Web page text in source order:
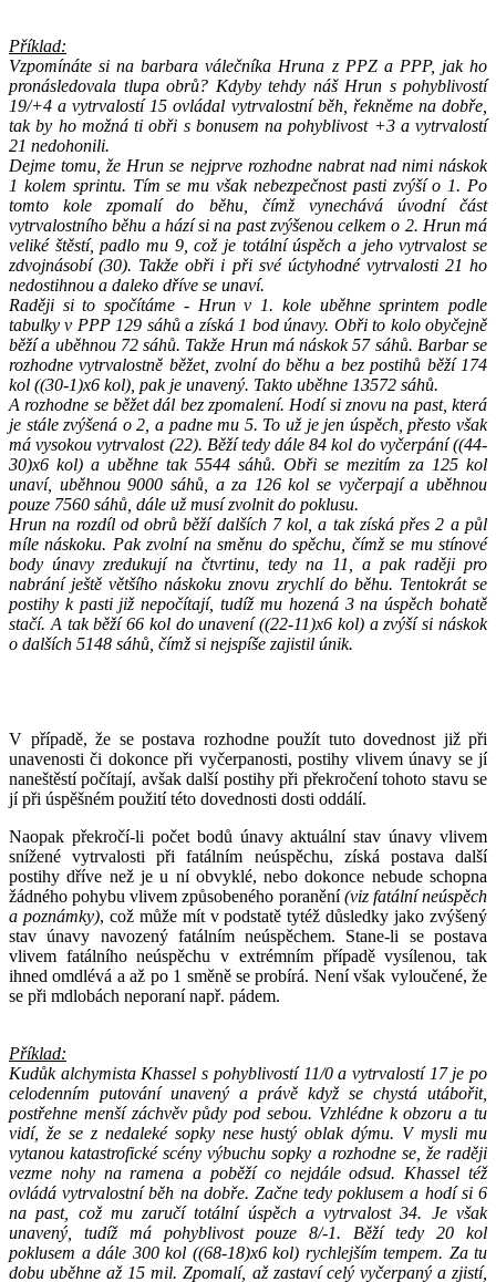
Příklad:
Vzpomínáte si na barbara válečníka Hruna z PPZ a PPP, jak ho
pronásledovala tlupa obrů? Kdyby tehdy náš Hrun s pohyblivostí
19/+4 a vytrvalostí 15 ovládal vytrvalostní běh, řekněme na dobře,
tak by ho možná ti obři s bonusem na pohyblivost +3 a vytrvalostí
21 nedohonili.
Dejme tomu, že Hrun se nejprve rozhodne nabrat nad nimi náskok
1 kolem sprintu. Tím se mu však nebezpečnost pasti zvýší o 1. Po
tomto kole zpomalí do běhu, čímž vynechává úvodní část
vytrvalostního běhu a hází si na past zvýšenou celkem o 2. Hrun má
veliké štěstí, padlo mu 9, což je totální úspěch a jeho vytrvalost se
zdvojnásobí (30). Takže obři i při své úctyhodné vytrvalosti 21 ho
nedostihnou a daleko dříve se unaví.
Raději si to spočítáme - Hrun v 1. kole uběhne sprintem podle
tabulky v PPP 129 sáhů a získá 1 bod únavy. Obři to kolo obyčejně
běží a uběhnou 72 sáhů. Takže Hrun má náskok 57 sáhů. Barbar se
rozhodne vytrvalostně běžet, zvolní do běhu a bez postihů běží 174
kol ((30-1)x6 kol), pak je unavený. Takto uběhne 13572 sáhů.
A rozhodne se běžet dál bez zpomalení. Hodí si znovu na past, která
je stále zvýšená o 2, a padne mu 5. To už je jen úspěch, přesto však
má vysokou vytrvalost (22). Běží tedy dále 84 kol do vyčerpání ((44-
30)x6 kol) a uběhne tak 5544 sáhů. Obři se mezitím za 125 kol
unaví, uběhnou 9000 sáhů, a za 126 kol se vyčerpají a uběhnou
pouze 7560 sáhů, dále už musí zvolnit do poklusu.
Hrun na rozdíl od obrů běží dalších 7 kol, a tak získá přes 2 a půl
míle náskoku. Pak zvolní na směnu do spěchu, čímž se mu stínové
body únavy zredukují na čtvrtinu, tedy na 11, a pak raději pro
nabrání ještě většího náskoku znovu zrychlí do běhu. Tentokrát se
postihy k pasti již nepočítají, tudíž mu hozená 3 na úspěch bohatě
stačí. A tak běží 66 kol do unavení ((22-11)x6 kol) a zvýší si náskok
o dalších 5148 sáhů, čímž si nejspíše zajistil únik.
V případě, že se postava rozhodne použít tuto dovednost již při
unavenosti či dokonce při vyčerpanosti, postihy vlivem únavy se jí
naneštěstí počítají, avšak další postihy při překročení tohoto stavu se
jí při úspěšném použití této dovednosti dosti oddálí.
Naopak překročí-li počet bodů únavy aktuální stav únavy vlivem
snížené vytrvalosti při fatálním neúspěchu, získá postava další
postihy dříve než je u ní obvyklé, nebo dokonce nebude schopna
žádného pohybu vlivem způsobeného poranění (viz fatální neúspěch
a poznámky), což může mít v podstatě tytéž důsledky jako zvýšený
stav únavy navozený fatálním neúspěchem. Stane-li se postava
vlivem fatálního neúspěchu v extrémním případě vysílenou, tak
ihned omdlévá a až po 1 směně se probírá. Není však vyloučené, že
se při mdlobách neporaní např. pádem.
Příklad:
Kudůk alchymista Khassel s pohyblivostí 11/0 a vytrvalostí 17 je po
celodenním putování unavený a právě když se chystá utábořit,
postřehne menší záchvěv půdy pod sebou. Vzhlédne k obzoru a tu
vidí, že se z nedaleké sopky nese hustý oblak dýmu. V mysli mu
vytanou katastrofické scény výbuchu sopky a rozhodne se, že raději
vezme nohy na ramena a poběží co nejdále odsud. Khassel též
ovládá vytrvalostní běh na dobře. Začne tedy poklusem a hodí si 6
na past, což mu zaručí totální úspěch a vytrvalost 34. Je však
unavený, tudíž má pohyblivost pouze 8/-1. Běží tedy 20 kol
poklusem a dále 300 kol ((68-18)x6 kol) rychlejším tempem. Za tu
dobu uběhne až 15 mil. Zpomalí, až zastaví celý vyčerpaný a zjistí,